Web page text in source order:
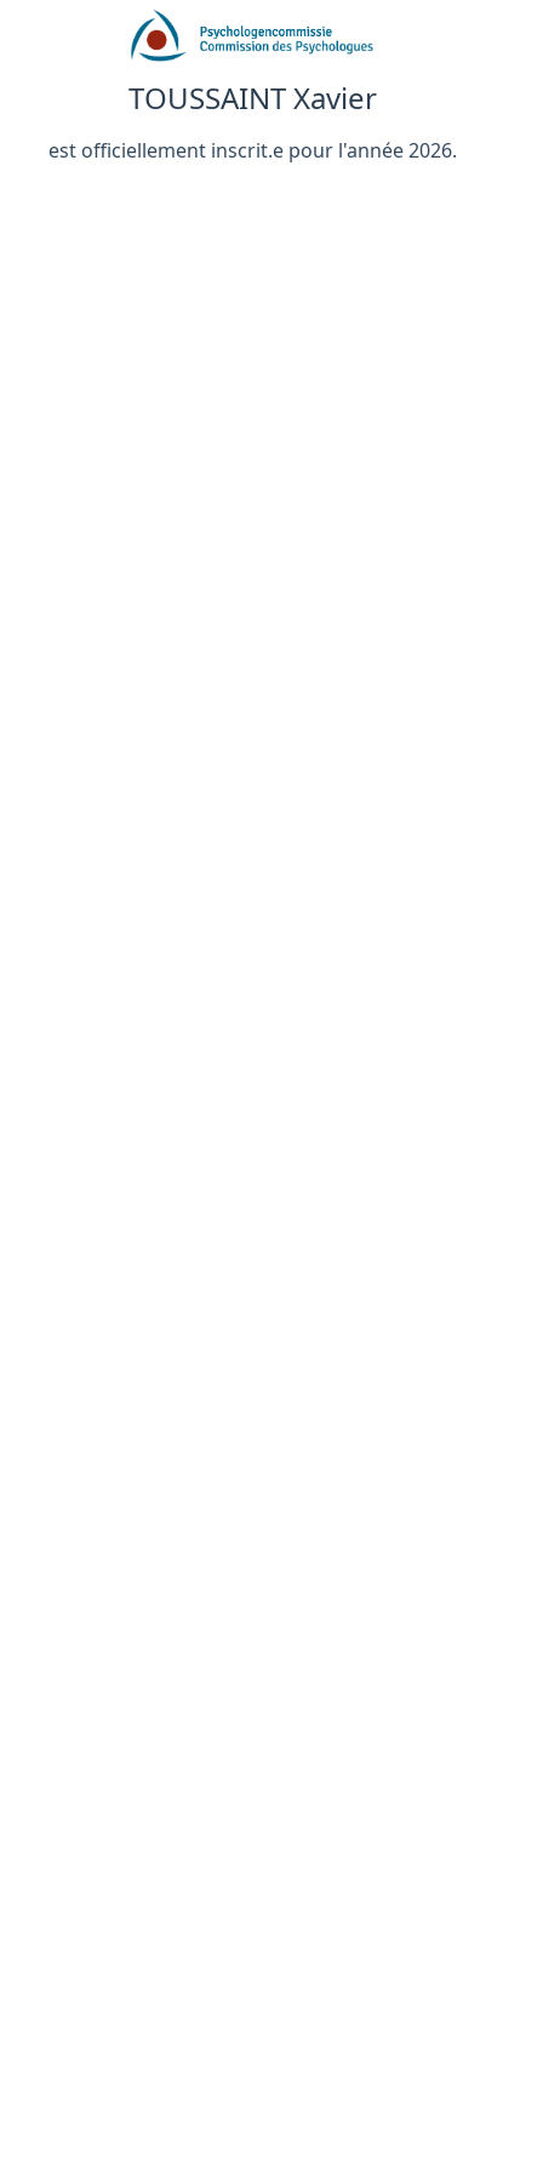
TOUSSAINT Xavier
est officiellement inscrit.e pour l'année 2026.